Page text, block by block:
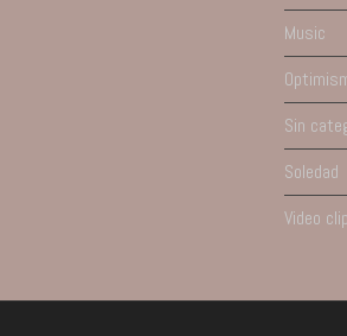
Music
Sin
Soledad
Video